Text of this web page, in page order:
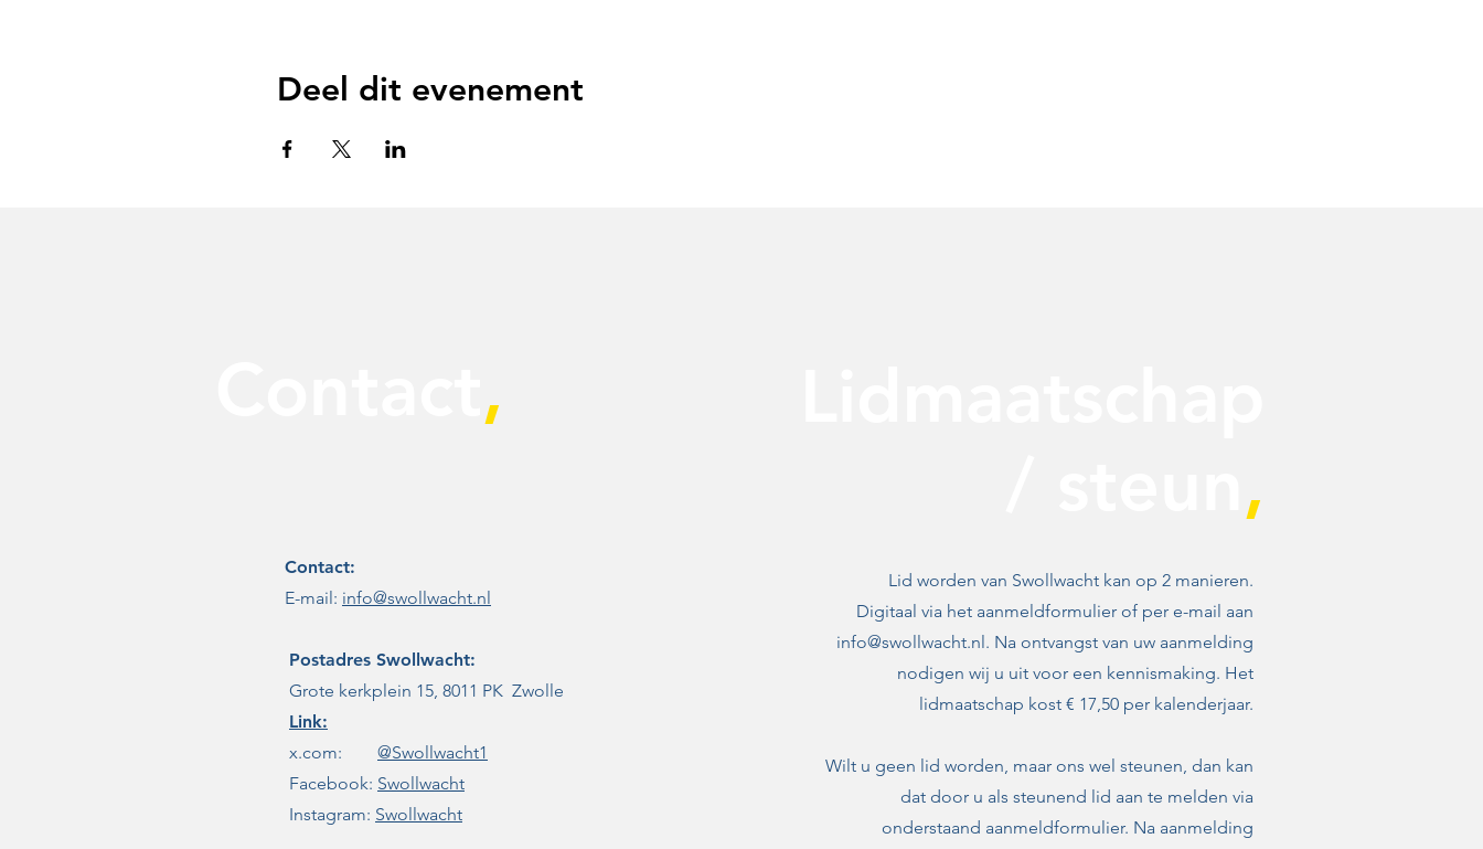
Deel dit evenement
,
Contact:
E-mail: info@swollwacht.nl
Postadres Swollwacht:
Grote kerkplein 15, 8011 PK Zwolle
Link:
x.com: @Swollwacht1
Facebook: Swollwacht
Instagram: Swollwacht
,
Lid worden van Swollwacht kan op 2 manieren.
Digitaal via het aanmeldformulier of per e-mail aan
info@swollwacht.nl. Na ontvangst van uw aanmelding
nodigen wij u uit voor een kennismaking. Het
lidmaatschap kost € 17,50 per kalenderjaar.
Wilt u geen lid worden, maar ons wel steunen, dan kan
dat door u als steunend lid aan te melden via
onderstaand aanmeldformulier. Na aanmelding